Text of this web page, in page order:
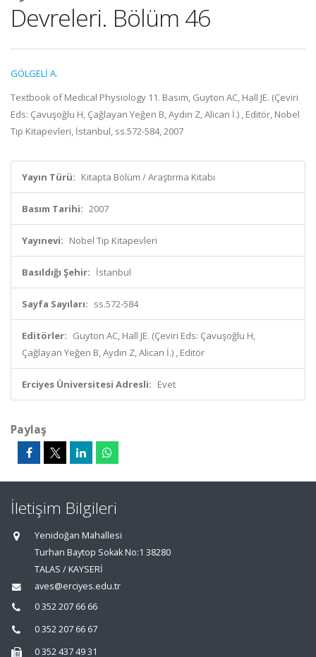
Devreleri. Bölüm 46
GÖLGELİ A.
Textbook of Medical Physiology 11. Basım, Guyton AC, Hall JE. (Çeviri
Eds: Çavuşoğlu H, Çağlayan Yeğen B, Aydın Z, Alican İ.) , Editör, Nobel
Tıp Kitapevleri, İstanbul, ss.572-584, 2007
Yayın Türü: Kitapta Bölüm / Araştırma Kitabı
Basım Tarihi: 2007
Yayınevi: Nobel Tıp Kitapevleri
Basıldığı Şehir: İstanbul
Sayfa Sayıları: ss.572-584
Editörler: Guyton AC, Hall JE. (Çeviri Eds: Çavuşoğlu H,
Çağlayan Yeğen B, Aydın Z, Alican İ.) , Editör
Erciyes Üniversitesi Adresli: Evet
Paylaş
İletişim Bilgileri
Yenidoğan Mahallesi
Turhan Baytop Sokak No:1 38280
TALAS / KAYSERİ
aves@erciyes.edu.tr
0 352 207 66 66
0 352 207 66 67
0 352 437 49 31